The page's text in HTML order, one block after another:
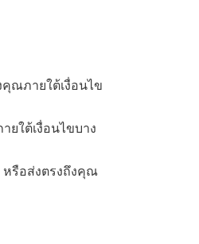
ณภายใต้เงื่อนไข
ใต้เงื่อนไขบาง
หรือส่งตรงถึงคุณ